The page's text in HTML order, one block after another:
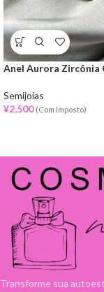
Anel Aurora Zircônia
Semijoias
¥2,500 (Com Imposto)
Transforme sua